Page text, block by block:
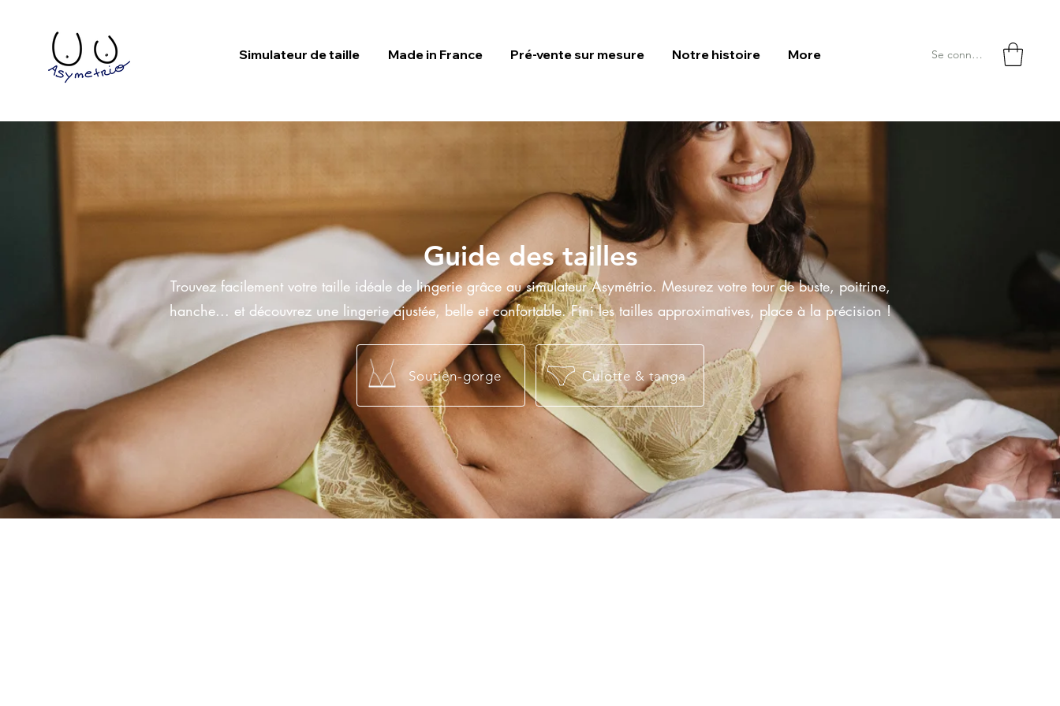
Simulateur de taille Made in France Pré-vente sur mesure Notre histoire More Se connecter
Guide des tailles
Trouvez facilement votre taille idéale de lingerie grâce au simulateur Asymétrio. Mesurez votre tour de buste, poitrine,
hanche... et découvrez une lingerie ajustée, belle et confortable. Fini les tailles approximatives, place à la précision !
Soutien-gorge Culotte & tanga